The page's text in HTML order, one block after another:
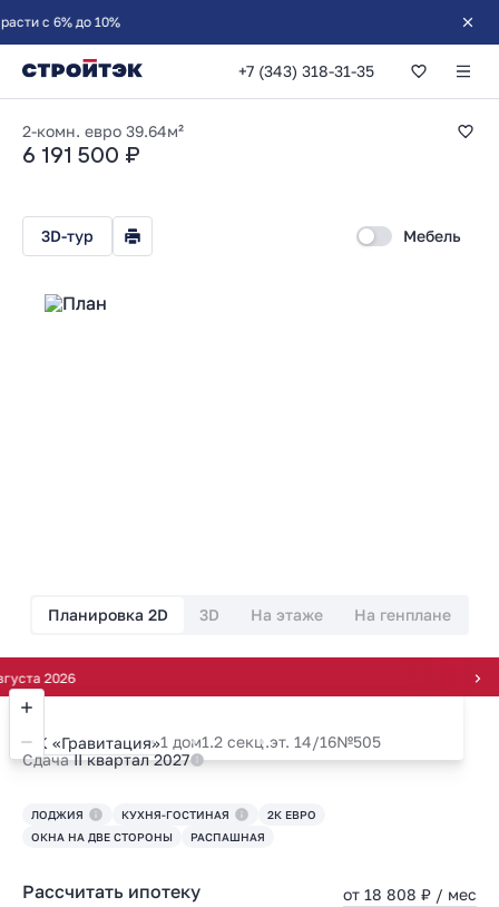
до 10%
+7 (343) 318-31-35
1-комнатная
2-комн. евро 39.64м²
6 191 500 ₽
2026
3D-тур Мебель
Планировка 2D 3D На этаже На генплане
ЖК «Гравитация»1 дом1.2 секц.эт. 14/16№505
СдачаII квартал 2027
ЛОДЖИЯ КУХНЯ-ГОСТИНАЯ
2К ЕВРО
ОКНА НА ДВЕ СТОРОНЫ
РАСПАШНАЯ
Рассчитать ипотеку от 18 808 ₽ / мес